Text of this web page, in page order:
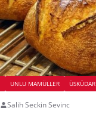
UNLU MAMÜLLER ÜSKÜDAR
Salih Seckin Sevinc